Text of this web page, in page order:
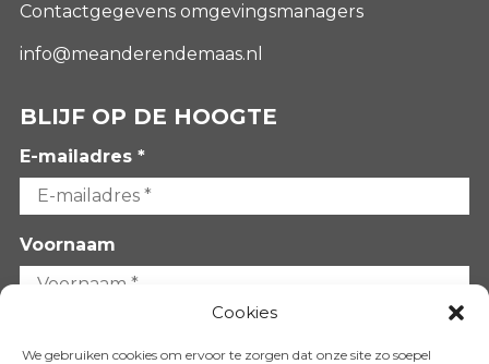
Cookies
We gebruiken cookies om ervoor te zorgen dat onze site zo soepel
Contactgegevens omgevingsmanagers
info@meanderendemaas.nl
BLIJF OP DE HOOGTE
E-mailadres *
Voornaam